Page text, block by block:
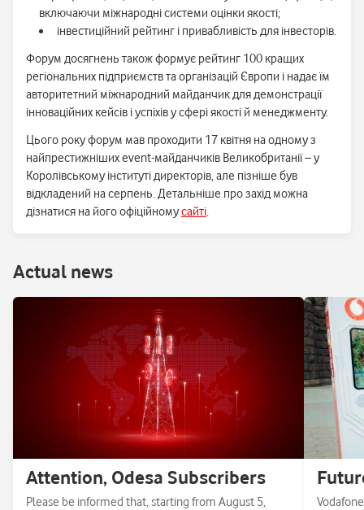
включаючи міжнародні системи оцінки якості;
інвестиційний рейтинг і привабливість для інвесторів.
Форум досягнень також формує рейтинг 100 кращих
регіональних підприємств та організацій Європи і надає їм
авторитетний міжнародний майданчик для демонстрації
інноваційних кейсів і успіхів у сфері якості й менеджменту.
Цього року форум мав проходити 17 квітня на одному з
найпрестижніших event-майданчиків Великобританії – у
Королівському інституті директорів, але пізніше був
відкладений на серпень. Детальніше про захід можна
дізнатися на його офіційномусайті.
Аctual news
Attention, Odesa Subscribers
Please be informed that, starting from August 5,